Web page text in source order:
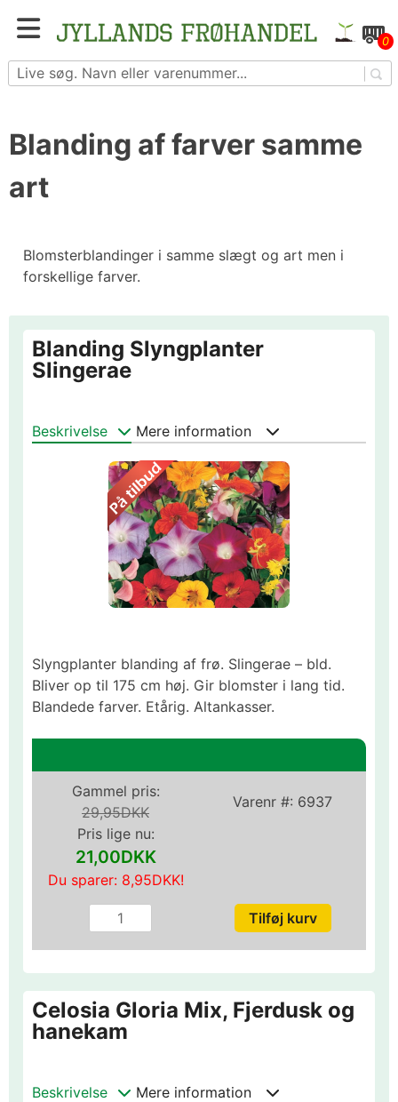
Blomster- og grøntsagsfrø fra hele Europa – få
adgang til 1.229 spændende sorter
0
Blanding af farver samme
art
Blomsterblandinger i samme slægt og art men i
forskellige farver.
Blanding Slyngplanter
Slingerae
Beskrivelse Mere information
Slyngplanter blanding af frø. Slingerae – bld.
Bliver op til 175 cm høj. Gir blomster i lang tid.
Blandede farver. Etårig. Altankasser.
Varenr #: 6937
Gammel pris:
29,95DKK
Pris lige nu:
21,00DKK
Du sparer: 8,95DKK!
Celosia Gloria Mix, Fjerdusk og
hanekam
Beskrivelse Mere information